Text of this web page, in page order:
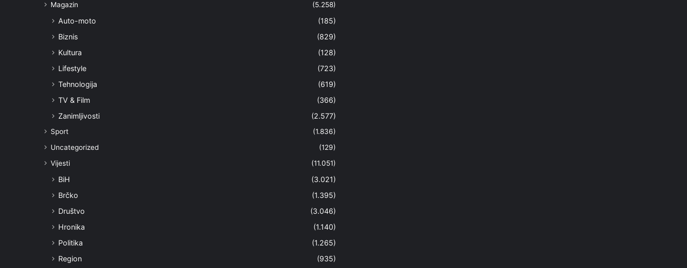
Magazin
(5.258)
Auto-moto
(185)
Biznis
(829)
Kultura
(128)
Lifestyle
(723)
Tehnologija
(619)
TV & Film
(366)
Zanimljivosti
(2.577)
Sport
(1.836)
Uncategorized
(129)
Vijesti
(11.051)
BiH
(3.021)
Brčko
(1.395)
Društvo
(3.046)
Hronika
(1.140)
Politika
(1.265)
Region
(935)